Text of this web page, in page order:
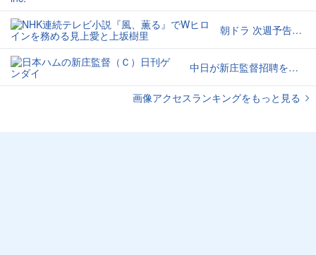
朝ドラ 次週予告に「ゲンナリ」
中日が新庄監督招聘を検討か
画像アクセスランキングをもっと見る